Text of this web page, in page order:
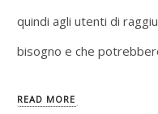
quindi agli utenti di
bisogno e che
READ MORE